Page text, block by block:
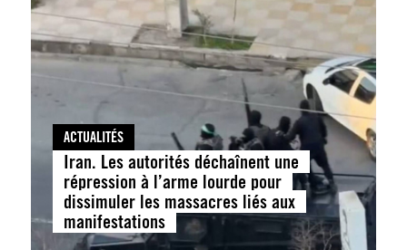
ACTUALITÉS
Iran. Les autorités déchaînent une
répression à l’arme lourde pour
dissimuler les massacres liés aux
manifestations